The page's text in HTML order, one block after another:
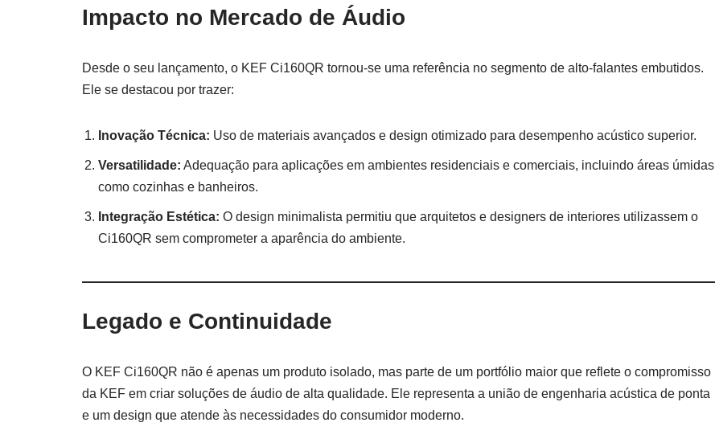
Impacto no Mercado de Áudio
Desde o seu lançamento, o KEF Ci160QR tornou-se uma referência no segmento de alto-falantes embutidos.
Ele se destacou por trazer:
Inovação Técnica: Uso de materiais avançados e design otimizado para desempenho acústico superior.
Versatilidade: Adequação para aplicações em ambientes residenciais e comerciais, incluindo áreas úmidas
como cozinhas e banheiros.
Integração Estética: O design minimalista permitiu que arquitetos e designers de interiores utilizassem o
Ci160QR sem comprometer a aparência do ambiente.
Legado e Continuidade
O KEF Ci160QR não é apenas um produto isolado, mas parte de um portfólio maior que reflete o compromisso
da KEF em criar soluções de áudio de alta qualidade. Ele representa a união de engenharia acústica de ponta
e um design que atende às necessidades do consumidor moderno.